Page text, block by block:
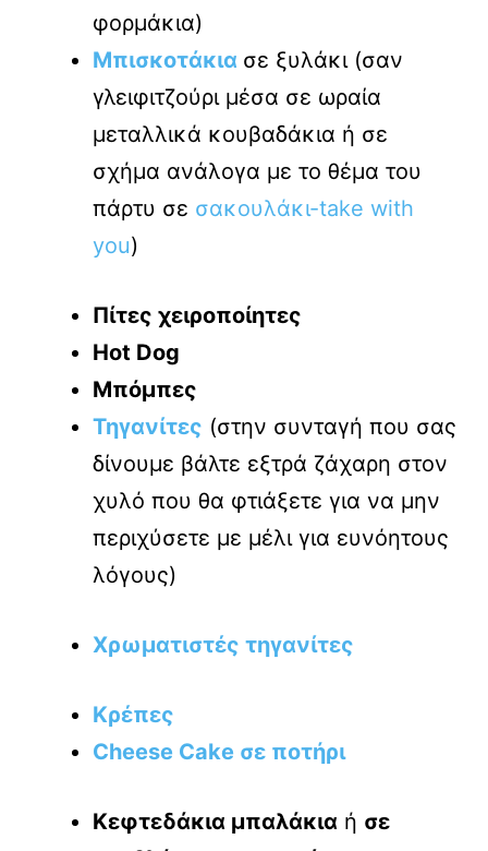
φορμάκια)
Μπισκοτάκια σε ξυλάκι (σαν
γλειφιτζούρι μέσα σε ωραία
μεταλλικά κουβαδάκια ή σε
σχήμα ανάλογα με το θέμα του
πάρτυ σε σακουλάκι-take with
you)
Πίτες χειροποίητες
Hot Dog
Μπόμπες
Τηγανίτες (στην συνταγή που σας
δίνουμε βάλτε εξτρά ζάχαρη στον
χυλό που θα φτιάξετε για να μην
περιχύσετε με μέλι για ευνόητους
λόγους)
Χρωματιστές τηγανίτες
Κρέπες
Cheese Cake σε ποτήρι
Κεφτεδάκια μπαλάκια ή σε